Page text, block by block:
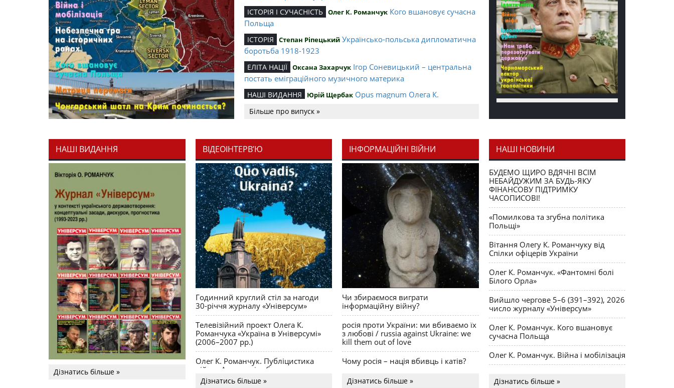
ІСТОРІЯ І СУЧАСНІСТЬ Олег К. Романчук Кого вшановує сучасна
Польща
ІСТОРІЯ Степан Ріпецький Українсько-польська дипломатична
боротьба 1918-1923
ЕЛІТА НАЦІЇ Оксана Захарчук Ігор Соневицький – центральна
постать еміграційного музичного материка
НАШІ ВИДАННЯ Юрій Щербак Opus magnum Олега К.
Романчука
СЛОВО РЕДАКЦІЙНЕ Олег К. Романчук Журавель і синиця як
уособлення української політстратегії й тактики
Більше про випуск »
НАШІ ВИДАННЯ
Дізнатись більше »
ВІДЕОІНТЕРВ’Ю
Годинний круглий стіл за нагоди
30-річчя журналу «Універсум»
Телевізійний проект Олега К.
Романчука «Україна в Універсумі»
(2006–2007 рр.)
Олег К. Романчук. Публіцистика
війни. Акценти і табу
Дізнатись більше »
ІНФОРМАЦІЙНІ ВІЙНИ
Чи збираємося виграти
інформаційну війну?
росія проти України: ми вбиваємо їх
з любові / russia against Ukraine: we
kill them out of love
Чому росія – нація вбивць і катів?
Дізнатись більше »
НАШІ НОВИНИ
БУДЕМО ЩИРО ВДЯЧНІ ВСІМ
НЕБАЙДУЖИМ ЗА БУДЬ-ЯКУ
ФІНАНСОВУ ПІДТРИМКУ
ЧАСОПИСОВІ!
«Помилкова та згубна політика
Польщі»
Вітання Олегу К. Романчуку від
Спілки офіцерів України
Олег К. Романчук. «Фантомні болі
Білого Орла»
Вийшло чергове 5–6 (391–392), 2026
число журналу «Універсум»
Олег К. Романчук. Кого вшановує
сучасна Польща
Олег К. Романчук. Війна і мобілізація
долучилися до найбільшої
Дізнатись більше »